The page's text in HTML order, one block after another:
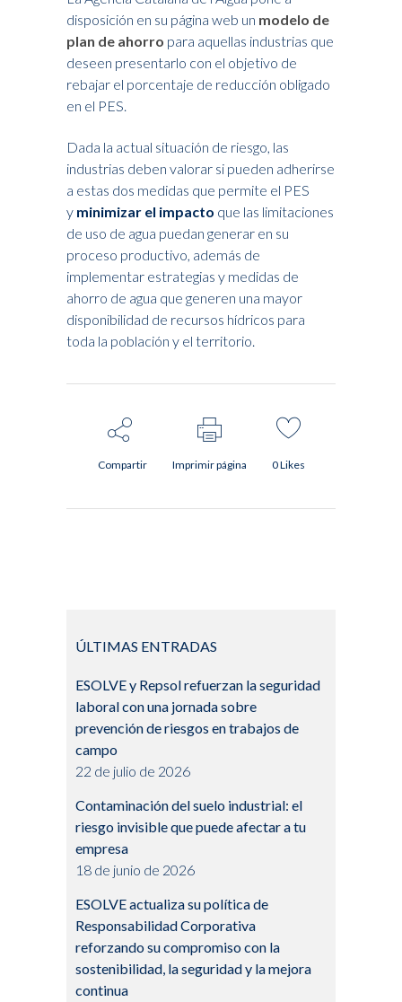
disposición en su página web un modelo de
plan de ahorro para aquellas industrias que
deseen presentarlo con el objetivo de
rebajar el porcentaje de reducción obligado
en el PES.
Dada la actual situación de riesgo, las
industrias deben valorar si pueden adherirse
a estas dos medidas que permite el PES
y minimizar el impacto que las limitaciones
de uso de agua puedan generar en su
proceso productivo, además de
implementar estrategias y medidas de
ahorro de agua que generen una mayor
disponibilidad de recursos hídricos para
toda la población y el territorio.
Compartir Imprimir página 0Likes
ÚLTIMAS ENTRADAS
ESOLVE y Repsol refuerzan la seguridad
laboral con una jornada sobre
prevención de riesgos en trabajos de
campo
22 de julio de 2026
Contaminación del suelo industrial: el
riesgo invisible que puede afectar a tu
empresa
18 de junio de 2026
ESOLVE actualiza su política de
Responsabilidad Corporativa
reforzando su compromiso con la
sostenibilidad, la seguridad y la mejora
continua